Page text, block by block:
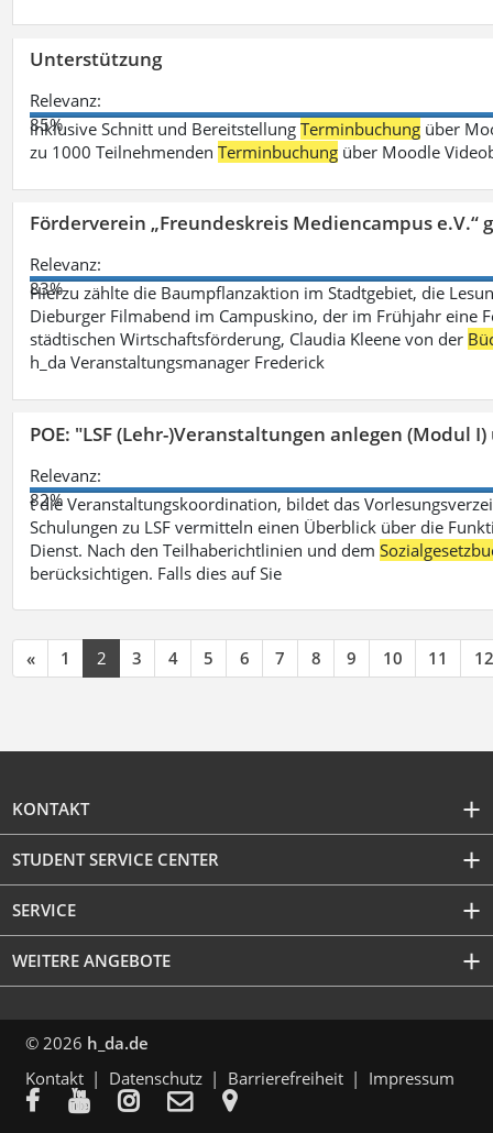
Unterstützung
Relevanz:
85%
inklusive Schnitt und BereitstellungTerminbuchung über
zu 1000 TeilnehmendenTerminbuchung über Moodle
Förderverein „Freundeskreis Mediencampus e.V.“
Relevanz:
83%
Hierzu zählte die Baumpflanzaktion im Stadtgebiet, die
Dieburger Filmabend im Campuskino, der im Frühjahr eine
städtischen Wirtschaftsförderung, Claudia Kleene von der
h_da Veranstaltungsmanager Frederick
POE: "LSF (Lehr-)Veranstaltungen anlegen (Modul
Relevanz:
82%
t die Veranstaltungskoordination, bildet das
Schulungen zu LSF vermitteln einen Überblick über die
Dienst. Nach den Teilhaberichtlinien und dem
berücksichtigen. Falls dies auf Sie
« 1 2 3 4 5 6 7 8 9 10 11 12
KONTAKT
STUDENT SERVICE CENTER
SERVICE
WEITERE ANGEBOTE
© 2026 h_da.de
Kontakt
Datenschutz Barrierefreiheit Impressum
    